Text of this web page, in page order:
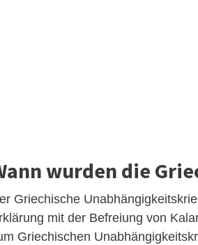
wurden die
Griechische
mit der Befreiung von
Griechischen